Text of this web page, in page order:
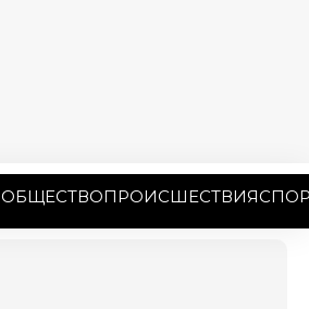
ОБЩЕСТВОПРОИСШЕСТВИЯ